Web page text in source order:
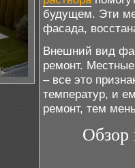
будущем. Эти
фасада,
Внешний вид
ремонт.
– все это
температур, и
ремонт, тем
Обзор